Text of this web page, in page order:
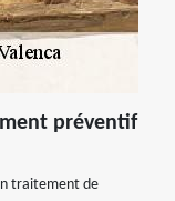
préventif
traitement de